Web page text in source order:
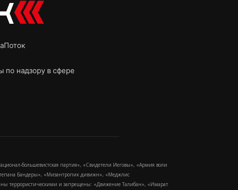
надзору в сфере
большевистская партия», «Свидетели Иеговы», «Армия воли
Бандеры», «Мизантропик дивижн», «Меджлис
террористическими и запрещены: «Движение Талибан», «Имарат